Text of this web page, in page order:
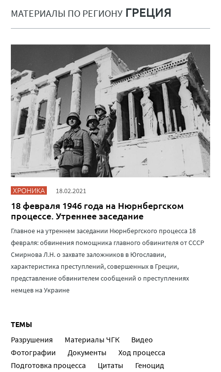
МАТЕРИАЛЫ ПО РЕГИОНУ ГРЕЦИЯ
ХРОНИКА 18.02.2021
18 февраля 1946 года на Нюрнбергском
процессе. Утреннее заседание
Главное на утреннем заседании Нюрнбергского процесса 18
февраля: обвинения помощника главного обвинителя от СССР
Смирнова Л.Н. о захвате заложников в Югославии,
характеристика преступлений, совершенных в Греции,
представление обвинителем сообщений о преступлениях
немцев на Украине
ТЕМЫ
Разрушения Материалы ЧГК
Видео
Фотографии
Документы
Ход процесса
Подготовка процесса
Цитаты
Геноцид